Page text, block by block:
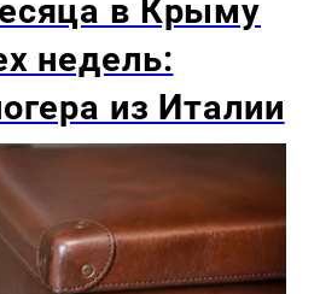
в Крыму
недель:
из Италии